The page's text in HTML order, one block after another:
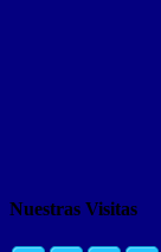
Nuestras Visitas